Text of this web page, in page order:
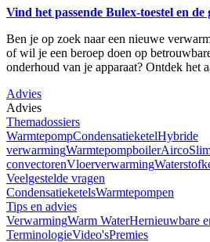
Vind het passende Bulex-toestel en de
Ben je op zoek naar een nieuwe
of wil je een beroep doen op
onderhoud van je apparaat? Ontdek het
Advies
Advies
Themadossiers
WarmtepompCondensatieketelHybride
verwarmingWarmtepompboilerAirco
convectorenVloerverwarming
Veelgestelde vragen
CondensatieketelsWarmtepompen
Tips en advies
VerwarmingWarm WaterHernieuwbare
TerminologieVideo'sPremies